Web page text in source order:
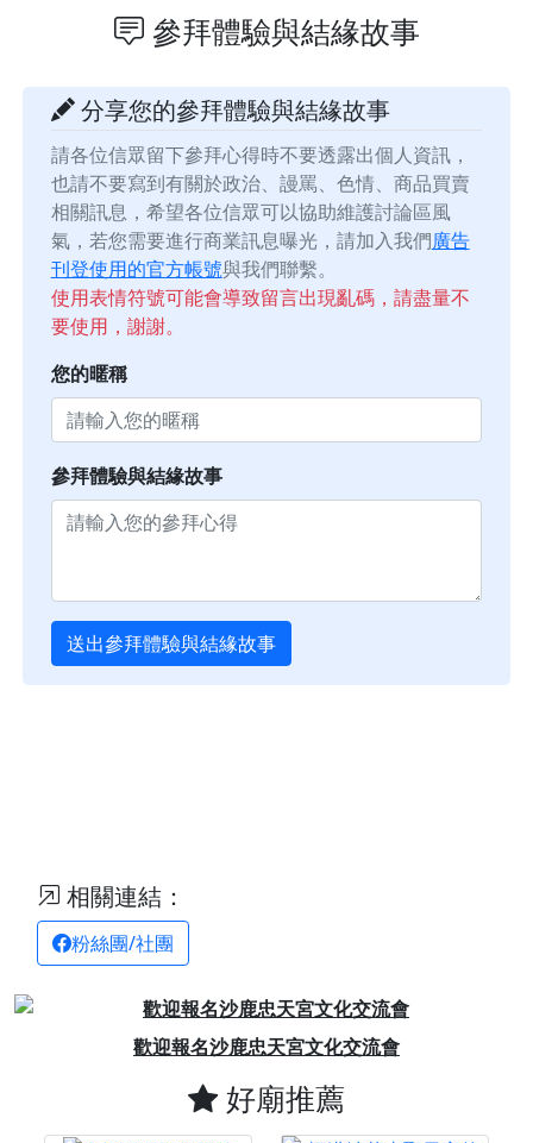
參拜體驗與結緣故事
分享您的參拜體驗與結緣故事
請各位信眾留下參拜心得時不要透露出個人資訊，
也請不要寫到有關於政治、謾罵、色情、商品買賣
相關訊息，希望各位信眾可以協助維護討論區風
氣，若您需要進行商業訊息曝光，請加入我們廣告
刊登使用的官方帳號與我們聯繫。
使用表情符號可能會導致留言出現亂碼，請盡量不
要使用，謝謝。
您的暱稱
參拜體驗與結緣故事
送出參拜體驗與結緣故事
相關連結：
粉絲團/社團
歡迎報名沙鹿忠天宮文化交流會
好廟推薦